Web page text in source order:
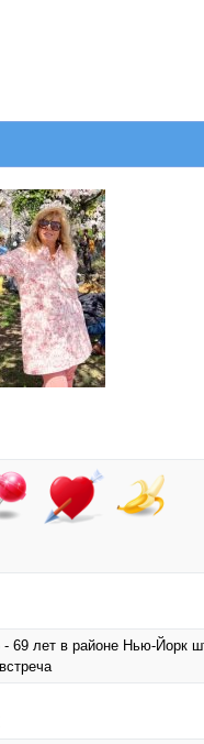
- 69 лет в районе Нью-Йорк